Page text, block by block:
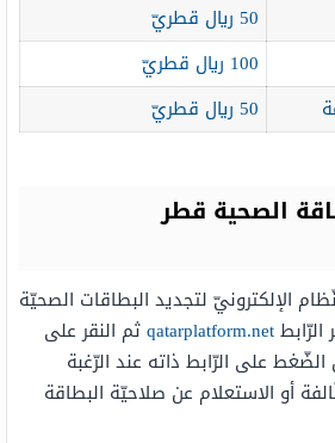
50 ريال قطريّ
100 ريال قطريّ
50 ريال قطريّ
الصحية قطر
الإلكترونيّ لتجديد البطاقات الصحيّة
qatarplatform.netثم النقر على
الضّغط على الرّابط ذاته عند الرّغبة
أو الاستعلام عن صلاحيّة البطاقة